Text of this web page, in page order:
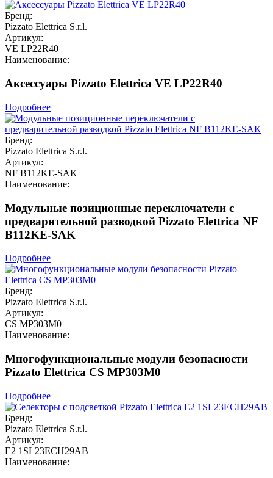
Бренд:
Pizzato Elettrica S.r.l.
Артикул:
VE LP22R40
Наименование:
Аксессуары Pizzato Elettrica VE LP22R40
Подробнее
Бренд:
Pizzato Elettrica S.r.l.
Артикул:
NF B112KE-SAK
Наименование:
Модульные позиционные переключатели с
предварительной разводкой Pizzato Elettrica NF
B112KE-SAK
Подробнее
Бренд:
Pizzato Elettrica S.r.l.
Артикул:
CS MP303M0
Наименование:
Многофункциональные модули безопасности
Pizzato Elettrica CS MP303M0
Подробнее
Бренд:
Pizzato Elettrica S.r.l.
Артикул:
E2 1SL23ECH29AB
Наименование: